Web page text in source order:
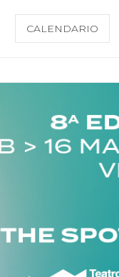
CALENDARIO